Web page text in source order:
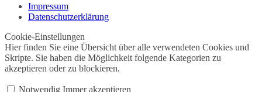
Impressum
Datenschutzerklärung
Cookie-Einstellungen
Hier finden Sie eine Übersicht über alle verwendeten Cookies und
Skripte. Sie haben die Möglichkeit folgende Kategorien zu
akzeptieren oder zu blockieren.
Notwendig Immer akzeptieren